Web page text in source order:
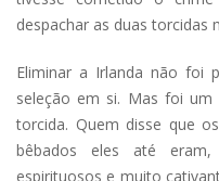
despachar as duas torcidas
Eliminar a Irlanda não foi
seleção em si. Mas foi
torcida. Quem disse que
bêbados eles até
espirituosos e muito